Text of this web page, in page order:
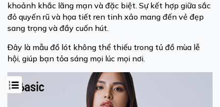
khoảnh khắc lãng mạn và đặc biệt. Sự kết hợp giữa sắc
đỏ quyến rũ và họa tiết ren tinh xảo mang đến vẻ đẹp
sang trọng và đầy cuốn hút.
Đây là mẫu đồ lót không thể thiếu trong tủ đồ mùa lễ
hội, giúp bạn tỏa sáng mọi lúc mọi nơi.